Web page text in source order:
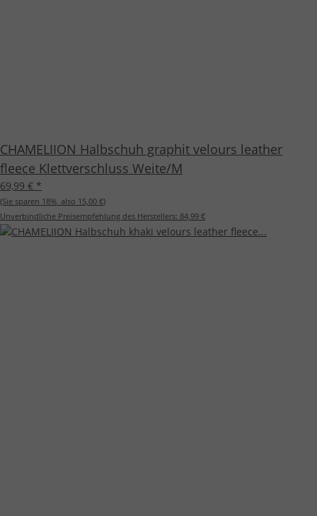
CHAMELIION Halbschuh graphit velours leather
fleece Klettverschluss Weite/M
69,99 € *
(Sie sparen 18%, also 15,00 €)
Unverbindliche Preisempfehlung des Herstellers: 84,99 €